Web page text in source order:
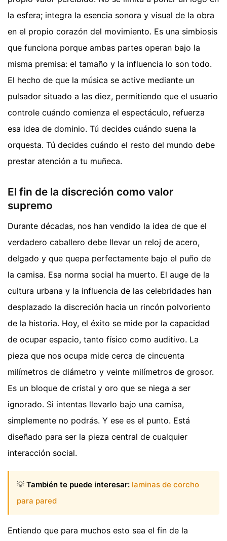
la esfera; integra la esencia sonora y visual de la obra
en el propio corazón del movimiento. Es una simbiosis
que funciona porque ambas partes operan bajo la
misma premisa: el tamaño y la influencia lo son todo.
El hecho de que la música se active mediante un
pulsador situado a las diez, permitiendo que el usuario
controle cuándo comienza el espectáculo, refuerza
esa idea de dominio. Tú decides cuándo suena la
orquesta. Tú decides cuándo el resto del mundo debe
prestar atención a tu muñeca.
El fin de la discreción como valor
supremo
Durante décadas, nos han vendido la idea de que el
verdadero caballero debe llevar un reloj de acero,
delgado y que quepa perfectamente bajo el puño de
la camisa. Esa norma social ha muerto. El auge de la
cultura urbana y la influencia de las celebridades han
desplazado la discreción hacia un rincón polvoriento
de la historia. Hoy, el éxito se mide por la capacidad
de ocupar espacio, tanto físico como auditivo. La
pieza que nos ocupa mide cerca de cincuenta
milímetros de diámetro y veinte milímetros de grosor.
Es un bloque de cristal y oro que se niega a ser
ignorado. Si intentas llevarlo bajo una camisa,
simplemente no podrás. Y ese es el punto. Está
diseñado para ser la pieza central de cualquier
interacción social.
💡 También te puede interesar: laminas de corcho
para pared
Entiendo que para muchos esto sea el fin de la